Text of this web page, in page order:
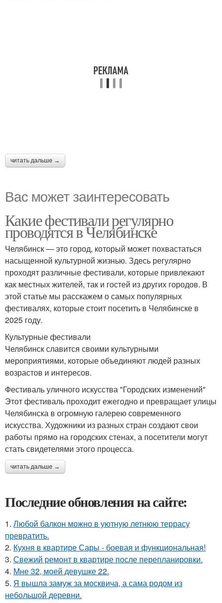
читать дальше →
Вас может заинтересовать
Какие фестивали регулярно
проводятся в Челябинске
Челябинск — это город, который может похвастаться
насыщенной культурной жизнью. Здесь регулярно
проходят различные фестивали, которые привлекают
как местных жителей, так и гостей из других городов. В
этой статье мы расскажем о самых популярных
фестивалях, которые стоит посетить в Челябинске в
2025 году.
Культурные фестивали
Челябинск славится своими культурными
мероприятиями, которые объединяют людей разных
возрастов и интересов.
Фестиваль уличного искусства "Городских изменений"
Этот фестиваль проходит ежегодно и превращает улицы
Челябинска в огромную галерею современного
искусства. Художники из разных стран создают свои
работы прямо на городских стенах, а посетители могут
стать свидетелями этого процесса.
читать дальше →
Последние обновления на сайте:
1. Любой балкон можно в уютную летнюю террасу
превратить.
2. Кухня в квартире Сары - боевая и функциональная!
3. Свежий ремонт в квартире после перепланировки.
4. Мне 32, моей девушке 22.
5. Я вышла замуж за москвича, а сама родом из
небольшой деревни.